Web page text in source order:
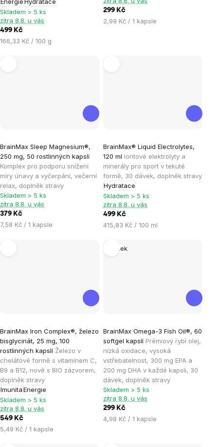
hvězdiček.
Skladem > 5 ks
zítra 8.8. u vás
499 Kč
Měrná
166,33 Kč / 100 g
hvězdiček.
299 Kč
Měrná
2,99 Kč / 1 kapsle
BrainMax Sleep Magnesium®,
250 mg, 50 rostlinných kapslí
Komplex pro podporu snížení
míry únavy a vyčerpání, večerní
relax, doplněk stravy
hodnocení
produktu
je
4,6
z
5
hvězdiček.
Skladem > 5 ks
zítra 8.8. u vás
379 Kč
Měrná
7,58 Kč / 1 kapsle
BrainMax® Liquid Electrolytes,
120 ml Iontové elektrolyty a
minerály pro sport v tekuté
formě, 30 dávek, doplněk stravy
Hydratace
hodnocení
produktu
je
5,0
z
5
hvězdiček.
Skladem > 5 ks
zítra 8.8. u vás
499 Kč
Měrná
415,83 Kč / 100 ml
BrainMax Iron Complex®, železo
bisglycinát, 25 mg, 100
rostlinných kapslí Železo v
chelátové formě s vitamínem C,
B9 a B12, nově s BIO zázvorem,
doplněk stravy
ImunitaEnergie
hodnocení
produktu
je
4,8
z
5
hvězdiček.
Skladem > 5 ks
zítra 8.8. u vás
549 Kč
Měrná
5,49 Kč / 1 kapsle
Mozek
BrainMax Omega-3 Fish Oil®, 60
softgel kapslí Prémiový rybí olej,
nízká oxidace, vysoká
vstřebatelnost, 300 mg EPA a
200 mg DHA v každé kapsli, 30
dávek, doplněk stravy
hodnocení
produktu
je
4,4
z
5
hvězdiček.
Skladem > 5 ks
zítra 8.8. u vás
299 Kč
Měrná
4,98 Kč / 1 kapsle